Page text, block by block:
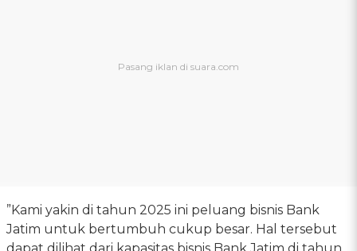
”Kami yakin di tahun 2025 ini peluang bisnis Bank
Jatim untuk bertumbuh cukup besar. Hal tersebut